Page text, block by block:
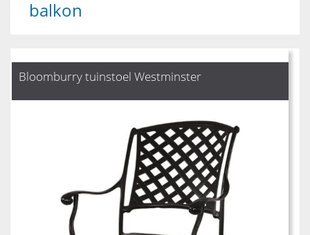
balkon
Bloomburry tuinstoel Westminster